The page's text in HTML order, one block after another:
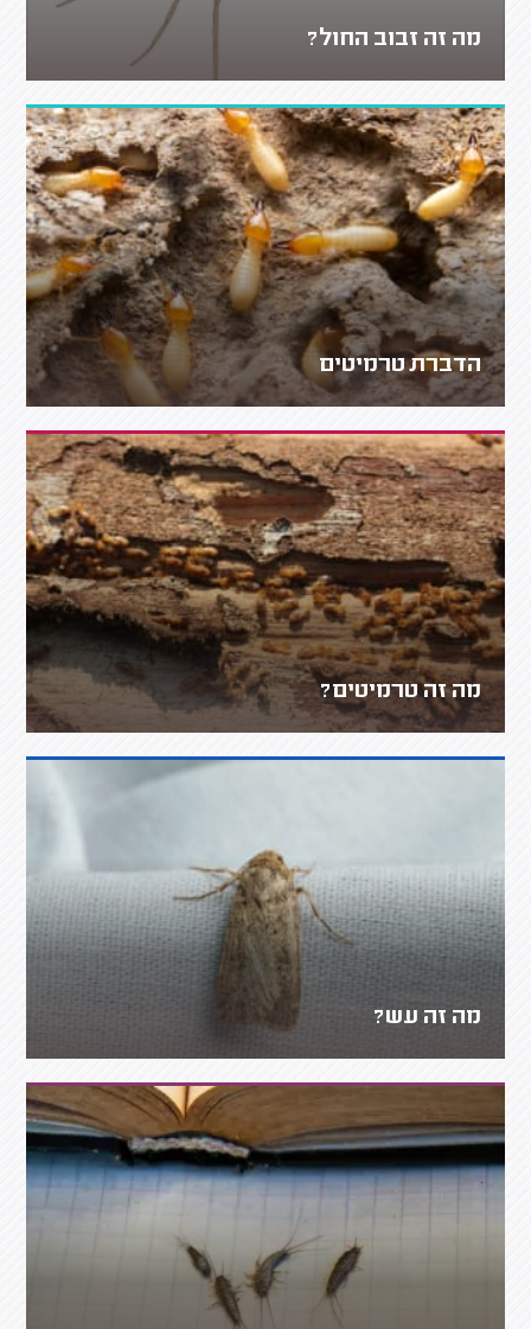
מה זה זבוב החול?
הדברת טרמיטים
מה זה טרמיטים?
מה זה עש?